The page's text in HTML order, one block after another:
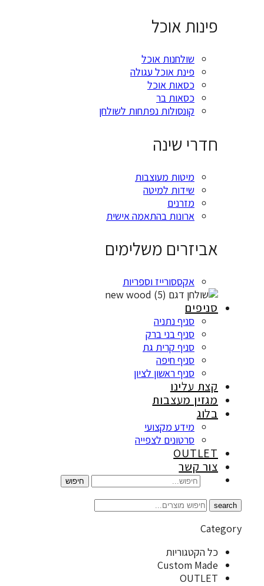
אוכל
שולחנות אוכל
פינת אוכל עגולה
כסאות אוכל
כסאות בר
קונסולות נפתחות לשולחן
שינה
מיטות מעוצבות
שידות למיטה
ארונות בהתאמה אישית
משלימים
אקססורייז וספריות
סניף נתניה
סניף בני ברק
סניף קרית גת
סניף חיפה
סניף ראשון לציון
עלינו
מעצבות
מידע מקצועי
סרטונים לצפייה
קשר
הקטגוריות
Custom